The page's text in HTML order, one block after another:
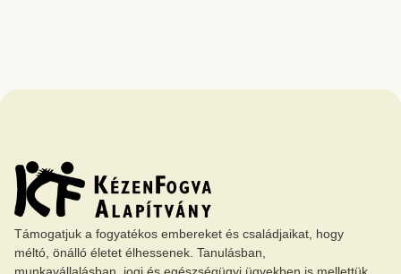
Támogatjuk a fogyatékos embereket és családjaikat, hogy
méltó, önálló életet élhessenek. Tanulásban,